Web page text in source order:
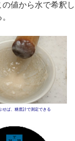
値から水で希釈し
せば、糖度計で測定できる